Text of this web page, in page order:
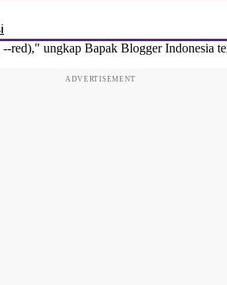
red)," ungkap Bapak Blogger Indonesia
ADVERTISEMENT